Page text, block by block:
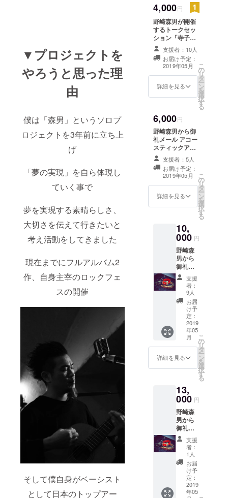
▼プロジェクトを
やろうと思った理
由
僕は「森男」というソロプ
ロジェクトを3年前に立ち上
げ
「夢の実現」を自ら体現し
ていく事で
夢を実現する素晴らしさ、
大切さを伝えて行きたいと
考え活動をしてきました
現在までにフルアルバム2
作、自身主宰のロックフェ
スの開催
そして僕自身がベーシスト
として日本のトップアー
東京ドーム
のステージ
に立つ
2016年4月、
5年前に活動
を休止した
自身ソロプ
ロジェクト
FACTORY」
をサポート
メンバーを
加え「森
男」と名前
を変え活動
を再開
2016年9月
ファースト
「紅」発売
2017年４月
セカンドア
ルバム
「黒」発売
完成度の高
いサウンド
で各方面か
ら高評価を
得る
2017年４月
Kfes2017を
渋谷DUOで
2017年9月
STAR★ROC
Kfes2017「
真夏の夜の
黄金の夜明
け」を開催
人間椅子と
4,000円
野崎森男が開催
するトークセッ
ション「寺子
屋」の2回のご参
加が出来ます
（通常一回スタ
ジオ利用費込み
4000円） 日程は
決まり次第発表
ます 2019年4月
以降月に1回から
2回ペースで開催
予定です 利用期
限は2019年12月
開催会まで 交通
費、宿泊費など
はご自身でご負
担下さい
支援者：10人
お届け予定：
2019年05月
詳細を見る
こ
の
リ
タ
ー
ン
を
選
択
す
る
6,000円
野崎森男から御
礼メール アコー
スティックアル
バム 森男アコー
スティックシン
グル「夜曲」 森
男アコース
ティックシング
ル「夜曲Ⅱ」
支援者：5人
お届け予定：
2019年05月
詳細を見る
こ
の
リ
タ
ー
ン
を
選
択
す
る
10,
000 円
野崎森
男から
御礼
メール
アコー
ティッ
クアル
バム 森
男ハン
ドメイ
ドレ
ザーア
クセサ
リー
（7000
の商
品、サ
イズは
フリー
サイ
ズ、カ
ラーは
ブラッ
ク・
レッ
ド・
キャメ
ルから
お選び
支援
者：
9人
お届
け予
定：
2019
年05
月
詳細を見る
こ
の
リ
タ
ー
ン
を
選
択
す
る
13,
000 円
野崎森
男から
御礼
メール
アコー
ティッ
クアル
バム ア
コース
ティッ
支援
者：
1人
お届
け予
定：
2019
年05